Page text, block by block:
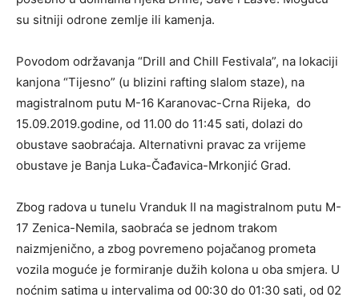
su sitniji odrone zemlje ili kamenja.
Povodom održavanja “Drill and Chill Festivala”, na lokaciji
kanjona “Tijesno” (u blizini rafting slalom staze), na
magistralnom putu M-16 Karanovac-Crna Rijeka, do
15.09.2019.godine, od 11.00 do 11:45 sati, dolazi do
obustave saobraćaja. Alternativni pravac za vrijeme
obustave je Banja Luka-Čađavica-Mrkonjić Grad.
Zbog radova u tunelu Vranduk II na magistralnom putu M-
17 Zenica-Nemila, saobraća se jednom trakom
naizmjenično, a zbog povremeno pojačanog prometa
vozila moguće je formiranje dužih kolona u oba smjera. U
noćnim satima u intervalima od 00:30 do 01:30 sati, od 02